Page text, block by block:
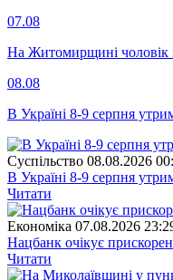
07.08
На Житомирщині чоловік
08.08
В Україні 8-9 серпня
Суспiльство 08.08.2026
В Україні 8-9 серпня
Читати
Економіка 07.08.2026
Нацбанк очікує
Читати